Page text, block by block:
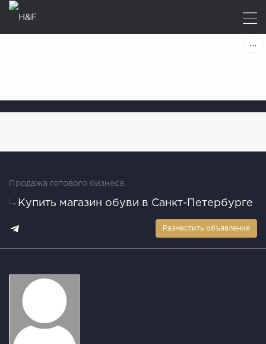
Продажа готового бизнеса
Купить магазин обуви в Санкт-Петербурге
Разместить объявление